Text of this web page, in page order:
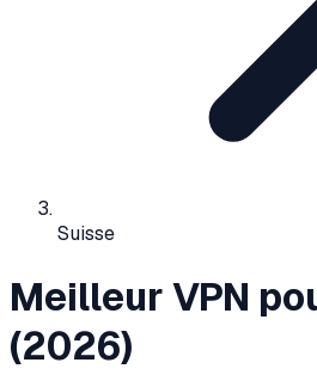
Suisse
Meilleur VPN
(2026)